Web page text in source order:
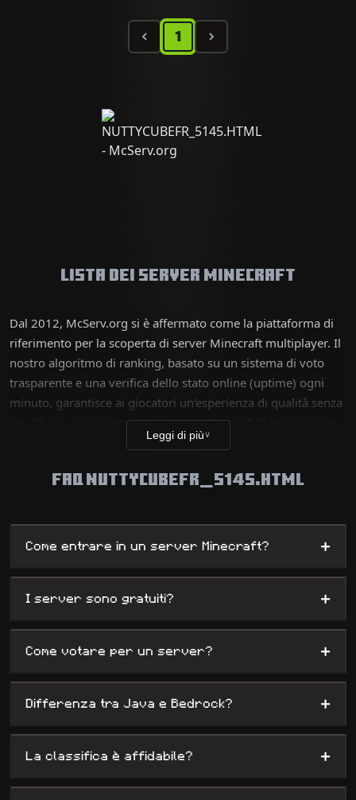
1
Lista dei server Minecraft
Dal 2012, McServ.org si è affermato come la piattaforma di
riferimento per la scoperta di server Minecraft multiplayer. Il
nostro algoritmo di ranking, basato su un sistema di voto
trasparente e una verifica dello stato online (uptime) ogni
minuto, garantisce ai giocatori un'esperienza di qualità senza
lag. Che tu sia un veterano in cerca di una sfida tecnica o un
nuovo giocatore in cerca di divertimento, il nostro database
complessi minigiochi, offrendo al contempo agli
Leggi di più∨
FAQ NUTTYCUBEFR_5145.HTML
Come entrare in un server Minecraft? +
I server sono gratuiti? +
Come votare per un server? +
Differenza tra Java e Bedrock? +
La classifica è affidabile? +